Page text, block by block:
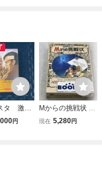
タ 激レ
封、未
円
Mからの挑戦状 名
探偵ホームズ
現在 5,280円